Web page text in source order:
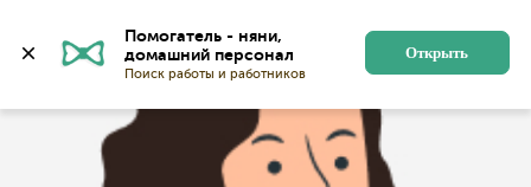
Помогатель - няни,
Поиск работы и работников
Открыть